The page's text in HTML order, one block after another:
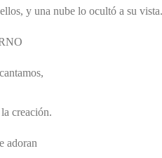
y una nube lo ocultó a su
creación.
adoran